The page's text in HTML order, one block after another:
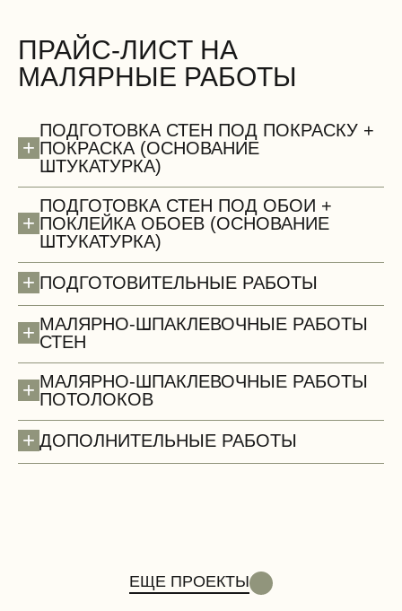
Сантехнические работы (демонтаж)
ПРАЙС-ЛИСТ НА
МАЛЯРНЫЕ РАБОТЫ
+
ПОДГОТОВКА СТЕН ПОД ПОКРАСКУ +
ПОКРАСКА (ОСНОВАНИЕ
ШТУКАТУРКА)
+
ПОДГОТОВКА СТЕН ПОД ОБОИ +
ПОКЛЕЙКА ОБОЕВ (ОСНОВАНИЕ
ШТУКАТУРКА)
+ ПОДГОТОВИТЕЛЬНЫЕ РАБОТЫ
+ МАЛЯРНО-ШПАКЛЕВОЧНЫЕ РАБОТЫ
СТЕН
+ МАЛЯРНО-ШПАКЛЕВОЧНЫЕ РАБОТЫ
ПОТОЛОКОВ
+ ДОПОЛНИТЕЛЬНЫЕ РАБОТЫ
ЕЩЕ ПРОЕКТЫ